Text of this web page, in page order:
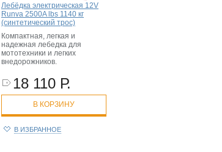
Лебёдка электрическая 12V
Runva 2500A lbs 1140 кг
(синтетический трос)
Компактная, легкая и
надежная лебедка для
мототехники и легких
внедорожников.
18 110 Р.
В КОРЗИНУ
В ИЗБРАННОЕ